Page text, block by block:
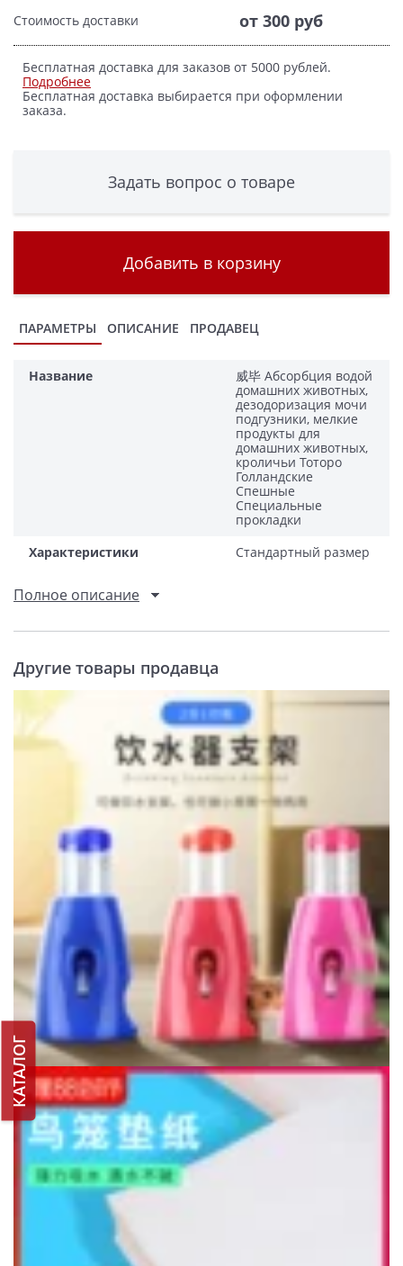
КАТАЛОГ
Стоимость доставки от 300 руб
Бесплатная доставка для заказов от 5000 рублей.
Подробнее
Бесплатная доставка выбирается при оформлении
заказа.
Задать вопрос о товаре
Добавить в корзину
ПАРАМЕТРЫ ОПИСАНИЕ ПРОДАВЕЦ
Название
威毕 Абсорбция водой
домашних животных,
дезодоризация мочи
подгузники, мелкие
продукты для
домашних животных,
кроличьи Тоторо
Голландские
Спешные
Специальные
прокладки
Характеристики
Стандартный размер
Полное описание
Другие товары продавца